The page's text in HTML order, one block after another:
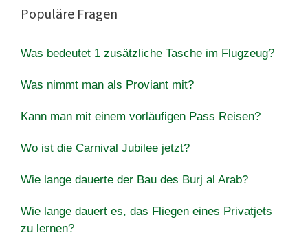
Populäre Fragen
Was bedeutet 1 zusätzliche Tasche im Flugzeug?
Was nimmt man als Proviant mit?
Kann man mit einem vorläufigen Pass Reisen?
Wo ist die Carnival Jubilee jetzt?
Wie lange dauerte der Bau des Burj al Arab?
Wie lange dauert es, das Fliegen eines Privatjets
zu lernen?